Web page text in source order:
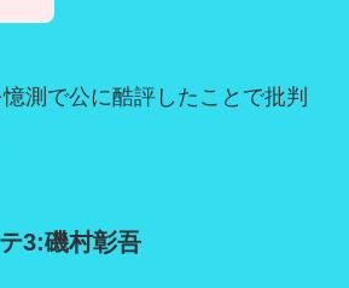
測で公に酷評したことで批判
3:磯村彰吾